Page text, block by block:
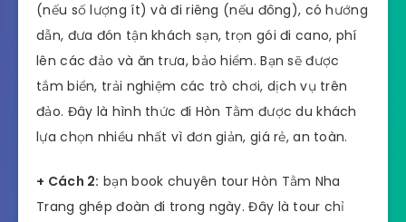
(nếu số lượng ít) và đi riêng (nếu đông), có hướng
dẫn, đưa đón tận khách sạn, trọn gói đi cano, phí
lên các đảo và ăn trưa, bảo hiểm. Bạn sẽ được
tắm biển, trải nghiệm các trò chơi, dịch vụ trên
đảo. Đây là hình thức đi Hòn Tằm được du khách
lựa chọn nhiều nhất vì đơn giản, giá rẻ, an toàn.
+ Cách 2: bạn book chuyên tour Hòn Tằm Nha
Trang ghép đoàn đi trong ngày. Đây là tour chỉ